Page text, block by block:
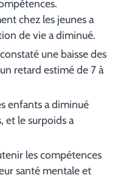
chez les jeunes a
de vie a diminué.
une baisse des
retard estimé de 7 à
enfants a diminué
et le surpoids a
les compétences
santé mentale et